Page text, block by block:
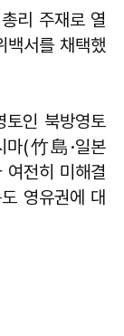
리 주재로 열
서를 채택했
토인 북방영토
마(竹島·일본
전히 미해결
영유권에 대